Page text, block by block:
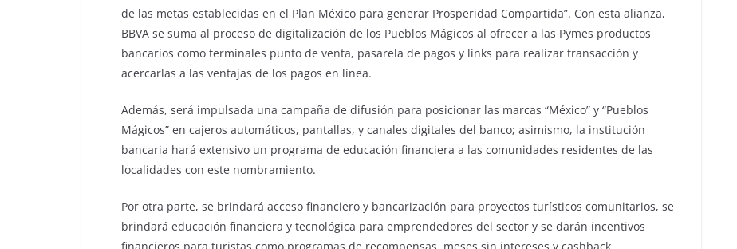
de las metas establecidas en el Plan México para generar Prosperidad Compartida”. Con esta alianza,
BBVA se suma al proceso de digitalización de los Pueblos Mágicos al ofrecer a las Pymes productos
bancarios como terminales punto de venta, pasarela de pagos y links para realizar transacción y
acercarlas a las ventajas de los pagos en línea.
Además, será impulsada una campaña de difusión para posicionar las marcas “México” y “Pueblos
Mágicos” en cajeros automáticos, pantallas, y canales digitales del banco; asimismo, la institución
bancaria hará extensivo un programa de educación financiera a las comunidades residentes de las
localidades con este nombramiento.
Por otra parte, se brindará acceso financiero y bancarización para proyectos turísticos comunitarios, se
brindará educación financiera y tecnológica para emprendedores del sector y se darán incentivos